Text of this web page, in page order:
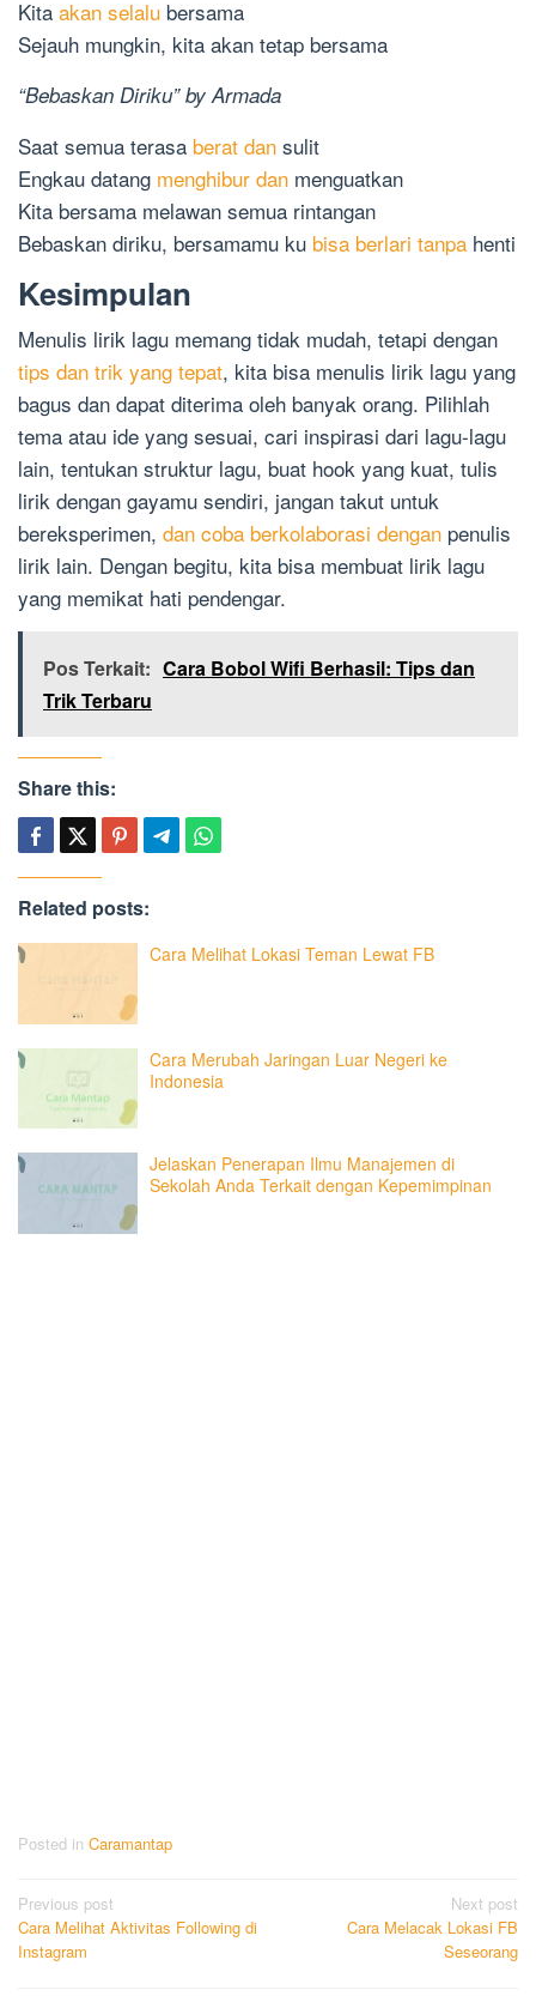
Kita akan selalu bersama
Sejauh mungkin, kita akan tetap bersama
“Bebaskan Diriku” by Armada
Saat semua terasa berat dan sulit
Engkau datang menghibur dan menguatkan
Kita bersama melawan semua rintangan
Bebaskan diriku, bersamamu ku bisa berlari tanpa henti
Kesimpulan
Menulis lirik lagu memang tidak mudah, tetapi dengan
tips dan trik yang tepat, kita bisa menulis lirik lagu yang
bagus dan dapat diterima oleh banyak orang. Pilihlah
tema atau ide yang sesuai, cari inspirasi dari lagu-lagu
lain, tentukan struktur lagu, buat hook yang kuat, tulis
lirik dengan gayamu sendiri, jangan takut untuk
bereksperimen, dan coba berkolaborasi dengan penulis
lirik lain. Dengan begitu, kita bisa membuat lirik lagu
yang memikat hati pendengar.
Pos Terkait: Cara Bobol Wifi Berhasil: Tips dan
Trik Terbaru
Share this:
Related posts:
Cara Melihat Lokasi Teman Lewat FB
Cara Merubah Jaringan Luar Negeri ke
Indonesia
Jelaskan Penerapan Ilmu Manajemen di
Sekolah Anda Terkait dengan Kepemimpinan
Posted in Caramantap
Post
navigation
Previous post
Cara Melihat Aktivitas Following di
Instagram
Next post
Cara Melacak Lokasi FB
Seseorang